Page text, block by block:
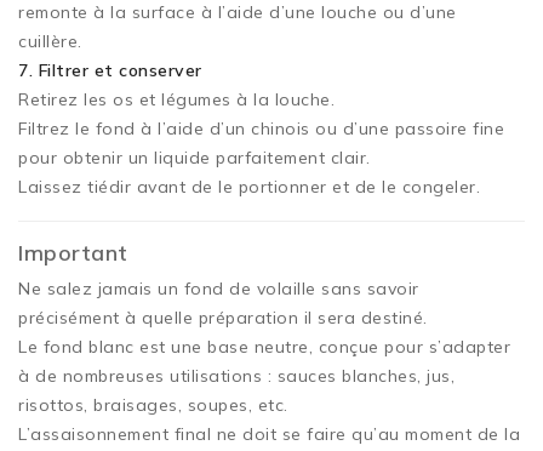
remonte à la surface à l’aide d’une louche ou d’une
cuillère.
7. Filtrer et conserver
Retirez les os et légumes à la louche.
Filtrez le fond à l’aide d’un chinois ou d’une passoire fine
pour obtenir un liquide parfaitement clair.
Laissez tiédir avant de le portionner et de le congeler.
Important
Ne salez jamais un fond de volaille sans savoir
précisément à quelle préparation il sera destiné.
Le fond blanc est une base neutre, conçue pour s’adapter
à de nombreuses utilisations : sauces blanches, jus,
risottos, braisages, soupes, etc.
L’assaisonnement final ne doit se faire qu’au moment de la